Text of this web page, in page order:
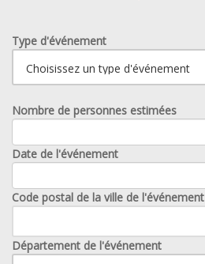
Type d'événement
Nombre de personnes estimées
Date de l'événement
Code postal de la ville de l'événement
Département de l'événement